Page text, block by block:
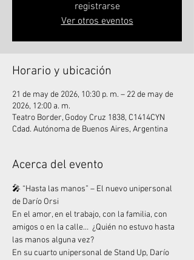
registrarse
Ver otros eventos
Horario y ubicación
21 de may de 2026, 10:30 p. m. – 22 de may de
2026, 12:00 a. m.
Teatro Border, Godoy Cruz 1838, C1414CYN
Cdad. Autónoma de Buenos Aires, Argentina
Acerca del evento
🎤 “Hasta las manos” – El nuevo unipersonal
de Darío Orsi
En el amor, en el trabajo, con la familia, con
amigos o en la calle…  ¿Quién no estuvo hasta
las manos alguna vez?
En su cuarto unipersonal de Stand Up, Darío